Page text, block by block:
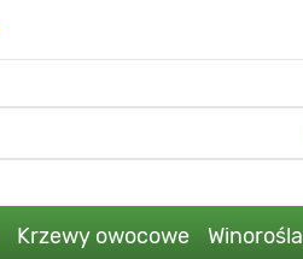
Krzewy owocowe Winorośla